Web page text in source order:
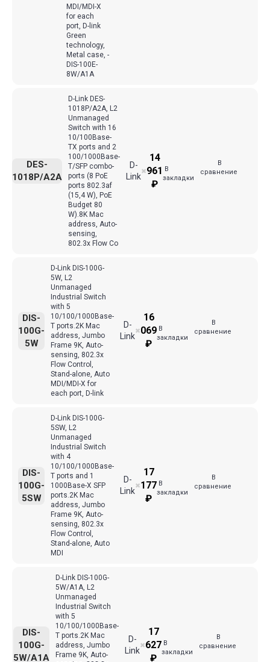
MDI/MDI-X
for each
port, D-link
Green
technology,
Metal case, -
DIS-100E-
8W/A1A
D-Link DES-
1018P/A2A, L2
Unmanaged
Switch with 16
10/100Base-
TX ports and 2
100/1000Base-
T/SFP combo-
ports (8 PoE
ports 802.3af
(15,4 W), PoE
Budget 80
W).8K Mac
address, Auto-
sensing,
802.3x Flow Co
D-
Link
DES-
1018P/A2A
✖
14
961
₽
В
закладки
В
сравнение
D-Link DIS-100G-
5W, L2
Unmanaged
Industrial Switch
with 5
10/100/1000Base-
T ports.2K Mac
address, Jumbo
Frame 9K, Auto-
sensing, 802.3x
Flow Control,
Stand-alone, Auto
MDI/MDI-X for
each port, D-link
D-
Link
DIS-
100G-
5W
✖
16
069
₽
В
закладки
В
сравнение
D-Link DIS-100G-
5SW, L2
Unmanaged
Industrial Switch
with 4
10/100/1000Base-
T ports and 1
1000Base-X SFP
ports.2K Mac
address, Jumbo
Frame 9K, Auto-
sensing, 802.3x
Flow Control,
Stand-alone, Auto
MDI
D-
Link
DIS-
100G-
5SW
✖
17
177
₽
В
закладки
В
сравнение
D-Link DIS-100G-
5W/A1A, L2
Unmanaged
Industrial Switch
with 5
10/100/1000Base-
T ports.2K Mac
address, Jumbo
Frame 9K, Auto-
D-
Link
DIS-
100G-
5W/A1A
✖
17
627
₽
В
закладки
В
сравнение